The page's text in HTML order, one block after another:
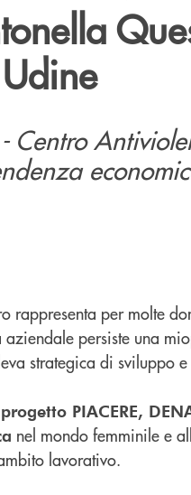
- Centro
rappresenta per molte
aziendale persiste una
strategica di sviluppo
progetto PIACERE,
nel mondo femminile e
lavorativo.